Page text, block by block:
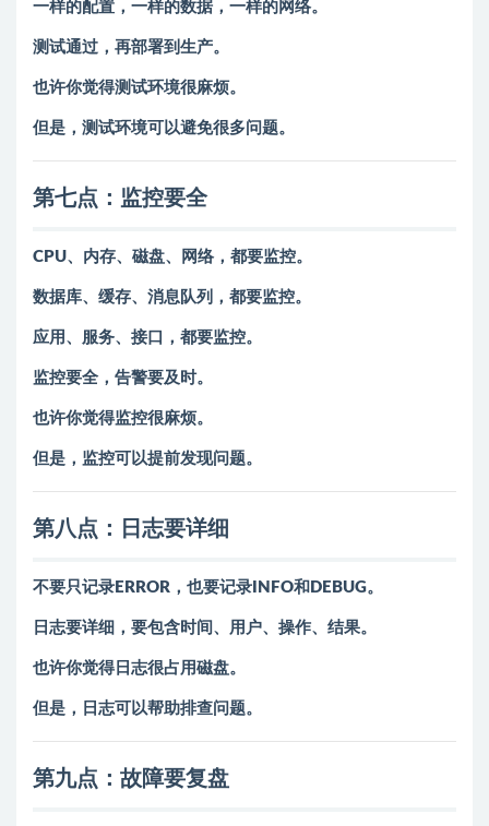
一样的配置，一样的数据，一样的网络。
测试通过，再部署到生产。
也许你觉得测试环境很麻烦。
但是，测试环境可以避免很多问题。
第七点：监控要全
CPU、内存、磁盘、网络，都要监控。
数据库、缓存、消息队列，都要监控。
应用、服务、接口，都要监控。
监控要全，告警要及时。
也许你觉得监控很麻烦。
但是，监控可以提前发现问题。
第八点：日志要详细
不要只记录ERROR，也要记录INFO和DEBUG。
日志要详细，要包含时间、用户、操作、结果。
也许你觉得日志很占用磁盘。
但是，日志可以帮助排查问题。
第九点：故障要复盘